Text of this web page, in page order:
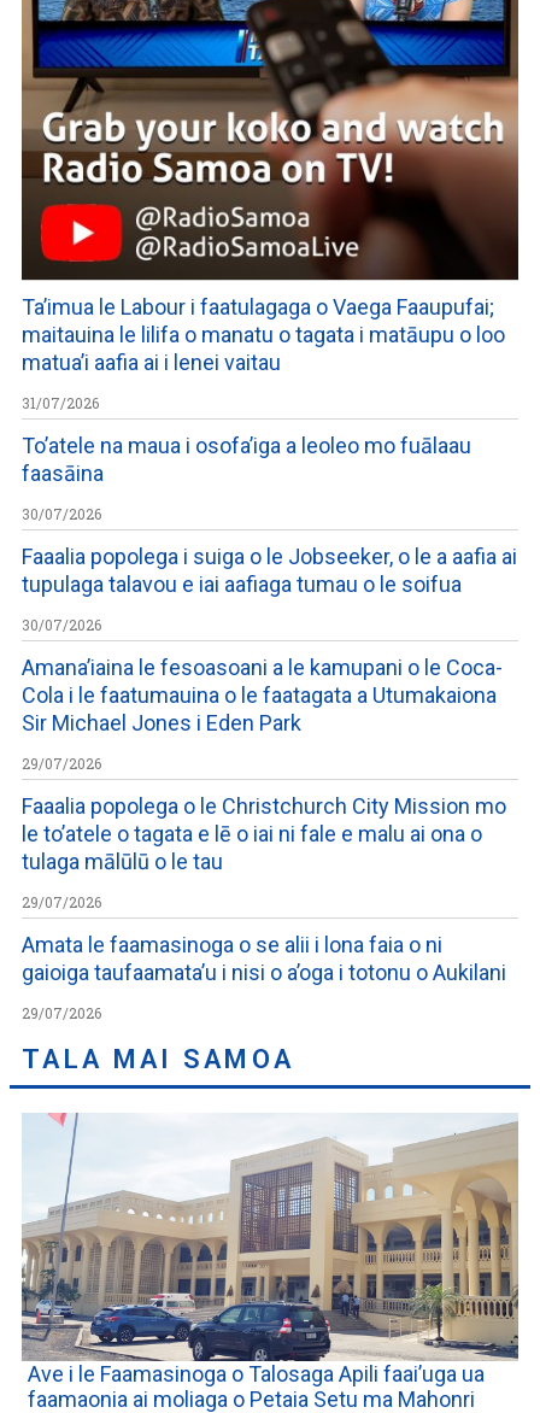
Ta’imua le Labour i faatulagaga o Vaega Faaupufai;
maitauina le lilifa o manatu o tagata i matāupu o loo
matua’i aafia ai i lenei vaitau
31/07/2026
To’atele na maua i osofa’iga a leoleo mo fuālaau
faasāina
30/07/2026
Faaalia popolega i suiga o le Jobseeker, o le a aafia ai
tupulaga talavou e iai aafiaga tumau o le soifua
30/07/2026
Amana’iaina le fesoasoani a le kamupani o le Coca-
Cola i le faatumauina o le faatagata a Utumakaiona
Sir Michael Jones i Eden Park
29/07/2026
Faaalia popolega o le Christchurch City Mission mo
le to’atele o tagata e lē o iai ni fale e malu ai ona o
tulaga mālūlū o le tau
29/07/2026
Amata le faamasinoga o se alii i lona faia o ni
gaioiga taufaamata’u i nisi o a’oga i totonu o Aukilani
29/07/2026
TALA MAI SAMOA
Ave i le Faamasinoga o Talosaga Apili faai’uga ua
faamaonia ai moliaga o Petaia Setu ma Mahonri